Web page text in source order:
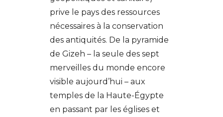
prive le pays des ressources
nécessaires à la conservation
des antiquités. De la pyramide
de Gizeh – la seule des sept
merveilles du monde encore
visible aujourd’hui – aux
temples de la Haute-Égypte
en passant par les églises et